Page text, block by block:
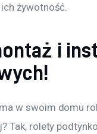
żywotność.
i
w swoim domu
Tak, rolety